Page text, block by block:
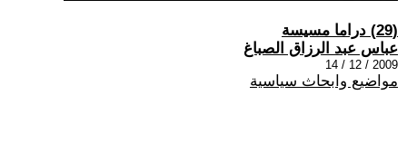
(29) دراما مسيسة
عباس عبد الرزاق الصباغ
2009 / 12 / 14
مواضيع وابحاث سياسية